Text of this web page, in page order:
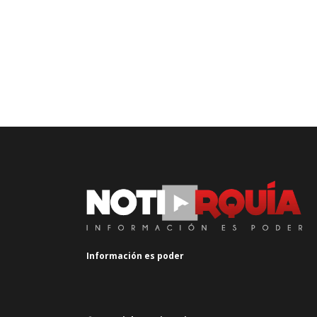
Información es poder